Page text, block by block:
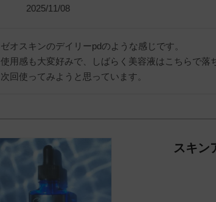
2025/11/08
ゼオスキンのデイリーpdのような感じです。
使用感も大変好みで、しばらく美容液はこちらで落
スキン